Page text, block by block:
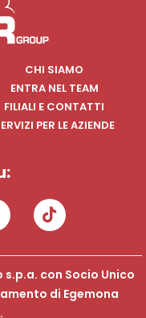
CHI SIAMO
ENTRA NEL TEAM
FILIALI E CONTATTI
PER LE AZIENDE
s.p.a. con Socio Unico
di Egemona